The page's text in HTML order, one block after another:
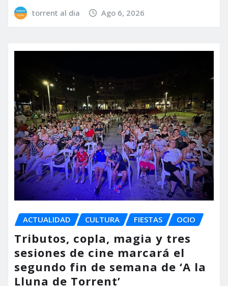
torrent al dia Ago 6, 2026
ACTUALIDAD CULTURA FIESTAS OCIO
Tributos, copla, magia y tres
sesiones de cine marcará el
segundo fin de semana de ‘A la
Lluna de Torrent’